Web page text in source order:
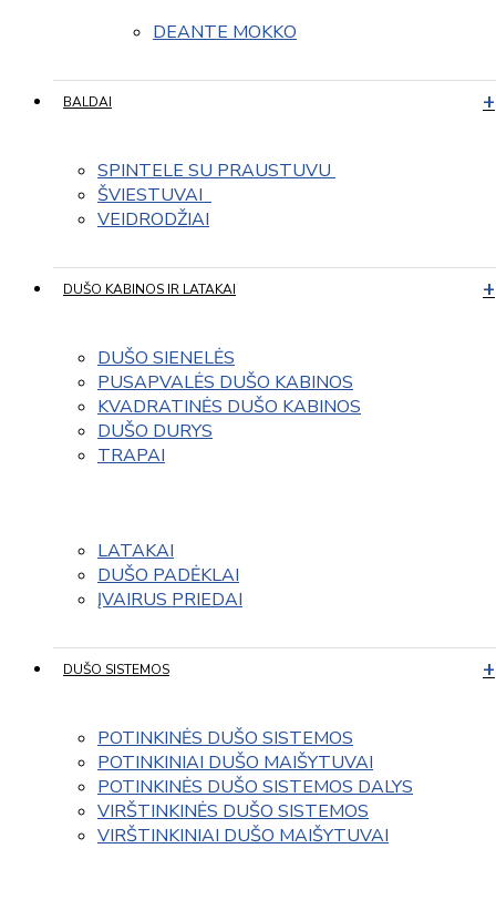
DEANTE MOKKO
BALDAI
SPINTELE SU PRAUSTUVU
ŠVIESTUVAI
VEIDRODŽIAI
DUŠO KABINOS IR LATAKAI
DUŠO SIENELĖS
PUSAPVALĖS DUŠO KABINOS
KVADRATINĖS DUŠO KABINOS
DUŠO DURYS
TRAPAI
LATAKAI
DUŠO PADĖKLAI
ĮVAIRUS PRIEDAI
DUŠO SISTEMOS
POTINKINĖS DUŠO SISTEMOS
POTINKINIAI DUŠO MAIŠYTUVAI
POTINKINĖS DUŠO SISTEMOS DALYS
VIRŠTINKINĖS DUŠO SISTEMOS
VIRŠTINKINIAI DUŠO MAIŠYTUVAI